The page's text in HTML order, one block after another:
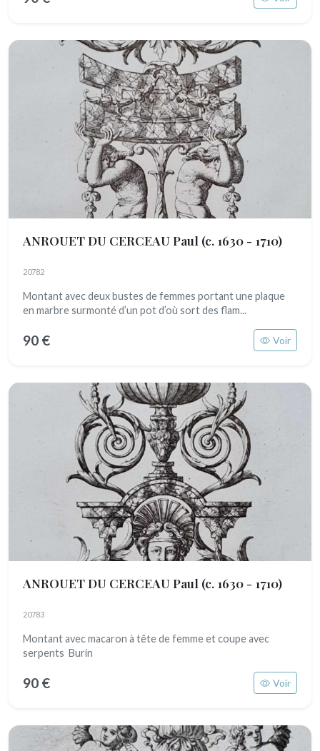
ANROUET DU CERCEAU Paul (c. 1630 - 1710)
20782
Montant avec deux bustes de femmes portant une plaque
en marbre surmonté d’un pot d’où sort des flam...
90 € Voir
ANROUET DU CERCEAU Paul (c. 1630 - 1710)
20783
Montant avec macaron à tête de femme et coupe avec
serpents Burin
90 € Voir